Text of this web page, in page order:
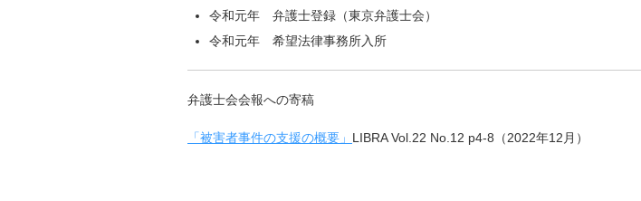
令和元年 弁護士登録（東京弁護士会）
令和元年 希望法律事務所入所
弁護士会会報への寄稿
「被害者事件の支援の概要」 LIBRA Vol.22 No.12 p4-8（2022年12月）